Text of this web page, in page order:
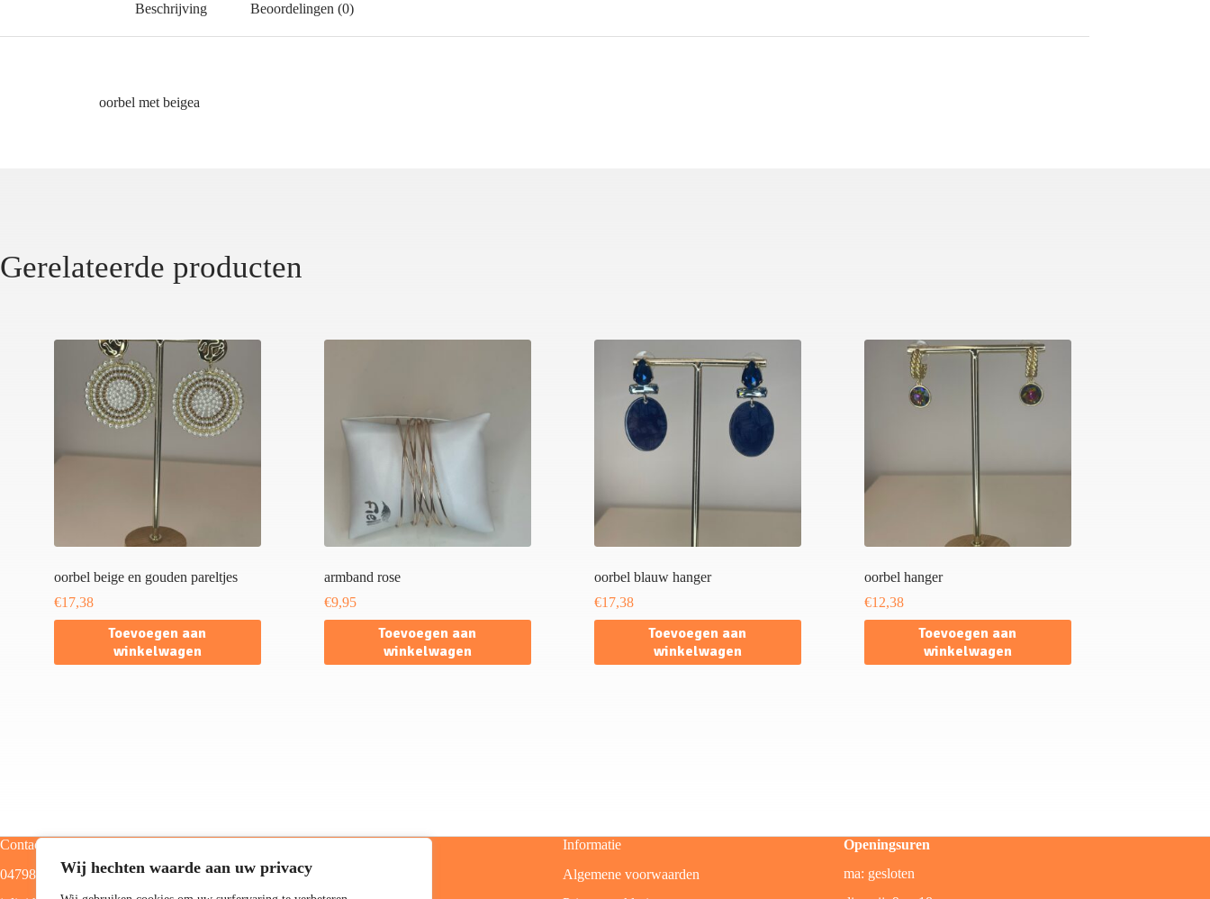
Wij hechten waarde aan uw privacy
Beschrijving Beoordelingen (0)
oorbel met beigea
Gerelateerde producten
oorbel beige en gouden pareltjes
€17,38
Toevoegen aan
winkelwagen
armband rose
€9,95
Toevoegen aan
winkelwagen
oorbel blauw hanger
€17,38
Toevoegen aan
winkelwagen
oorbel hanger
€12,38
Toevoegen aan
winkelwagen
Contact
0479805129
Home
Informatie
Algemene voorwaarden
Openingsuren
ma: gesloten